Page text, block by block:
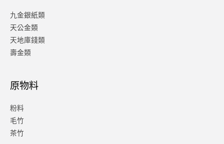
九金銀紙類
天公金類
天地庫錢類
壽金類
原物料
粉料
毛竹
茶竹